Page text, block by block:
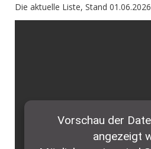
Die aktuelle Liste, Stand 01.06.2026